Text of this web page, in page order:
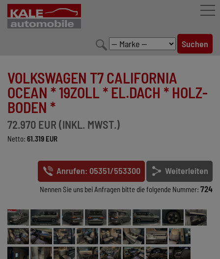
LEISTUNGEN
KONFIGURATOR
MARKENWELT
KONTAKT
VOLKSWAGEN T7 CALIFORNIA
OCEAN * 19ZOLL * EL.DACH * HOLZ-
BODEN *
72.970 EUR (INKL. MWST.)
Netto: 61.319 EUR
Anrufen: 05351/553300 Weiterleiten
Nennen Sie uns bei Anfragen bitte die folgende Nummer: 724